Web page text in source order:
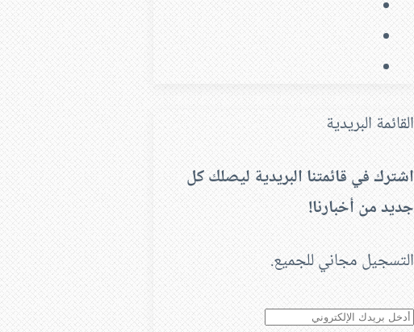
القائمة البريدية
اشترك في قائمتنا البريدية ليصلك كل
جديد من أخبارنا!
التسجيل مجاني للجميع.
أدخل